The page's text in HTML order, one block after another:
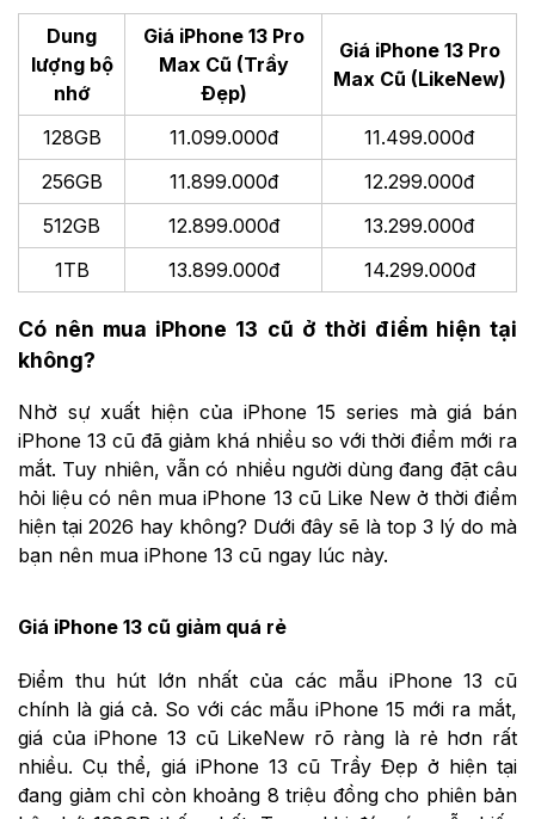
Dung
lượng bộ
nhớ
Giá iPhone 13 Pro
Max Cũ (Trầy
Đẹp)
Giá iPhone 13 Pro
Max Cũ (LikeNew)
128GB 11.099.000đ
11.499.000đ
256GB
11.899.000đ
12.299.000đ
512GB
12.899.000đ
13.299.000đ
1TB
13.899.000đ 14.299.000đ
Có nên mua iPhone 13 cũ ở thời điểm hiện tại
không?
Nhờ sự xuất hiện của iPhone 15 series mà giá bán
iPhone 13 cũ đã giảm khá nhiều so với thời điểm mới ra
mắt. Tuy nhiên, vẫn có nhiều người dùng đang đặt câu
hỏi liệu có nên mua iPhone 13 cũ Like New ở thời điểm
hiện tại 2026 hay không? Dưới đây sẽ là top 3 lý do mà
bạn nên mua iPhone 13 cũ ngay lúc này.
Giá iPhone 13 cũ giảm quá rẻ
Điểm thu hút lớn nhất của các mẫu iPhone 13 cũ
chính là giá cả. So với các mẫu iPhone 15 mới ra mắt,
giá của iPhone 13 cũ LikeNew rõ ràng là rẻ hơn rất
nhiều. Cụ thể, giá iPhone 13 cũ Trầy Đẹp ở hiện tại
đang giảm chỉ còn khoảng 8 triệu đồng cho phiên bản